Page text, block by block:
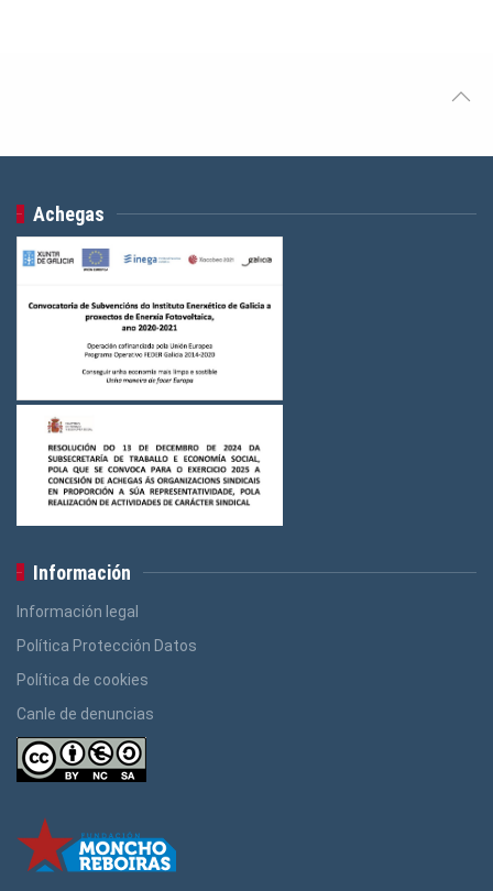
Achegas
Información
Información legal
Política Protección Datos
Política de cookies
Canle de denuncias